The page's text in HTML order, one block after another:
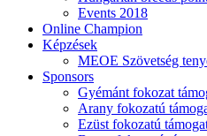
Events 2018
Online Champion
Képzések
MEOE Szövetség
Sponsors
Gyémánt fokozat
Arany fokozatú
Ezüst fokozatú